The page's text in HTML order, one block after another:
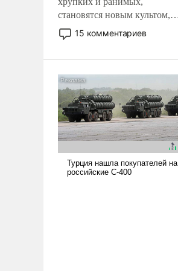
становятся новым культом,
постепенно вытесняя и
отменяя традиционное
ударами судьбы, брать на себя
ответственность, помогать
слабым, идти вперед и
адаптироваться.
15 комментариев